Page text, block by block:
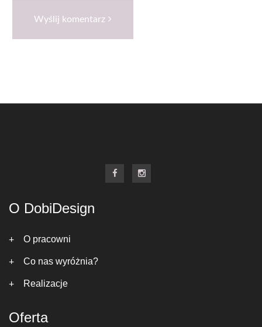
Wyślij komentarz
O DobiDesign
O pracowni
Co nas wyróżnia?
Realizacje
Oferta